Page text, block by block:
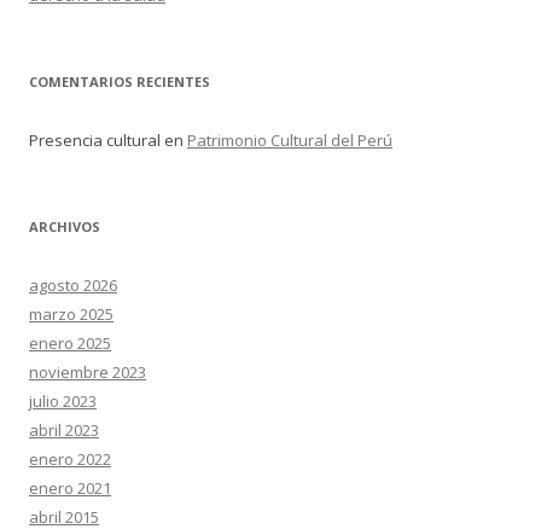
COMENTARIOS RECIENTES
Presencia cultural en Patrimonio Cultural del Perú
ARCHIVOS
agosto 2026
marzo 2025
enero 2025
noviembre 2023
julio 2023
abril 2023
enero 2022
enero 2021
abril 2015